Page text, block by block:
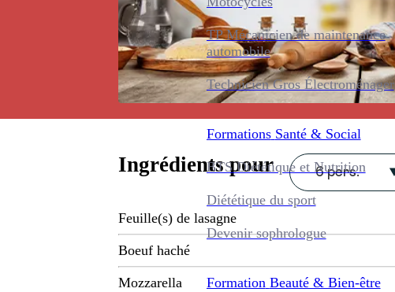
TP Mécanicien de maintenance
automobile
Technicien Gros Électroménager
Formations Santé & Social
BTS Diététique et Nutrition
Diététique du sport
Devenir sophrologue
Formation Beauté & Bien-être
Ingrédients pour 6 pers.
Feuille(s) de lasagne
Boeuf haché
Mozzarella